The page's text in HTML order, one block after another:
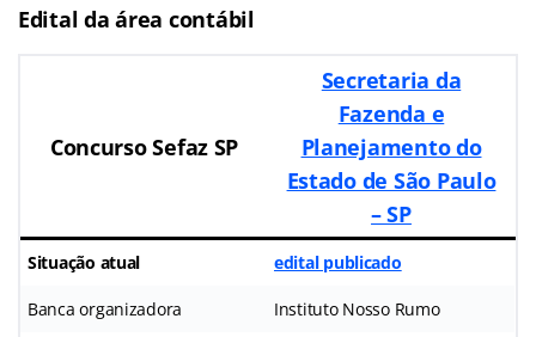
Edital da área contábil
Concurso Sefaz SP
Secretaria da
Fazenda e
Planejamento do
Estado de São Paulo
– SP
Situação atual edital publicado
Banca organizadora Instituto Nosso Rumo